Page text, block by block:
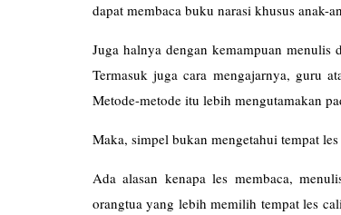
dapat membaca buku narasi khusus anak-
Juga halnya dengan kemampuan
Termasuk juga cara mengajarnya, guru
Metode-metode itu lebih mengutamakan
Maka, simpel bukan mengetahui tempat
Ada alasan kenapa les membaca,
orangtua yang lebih memilih tempat les